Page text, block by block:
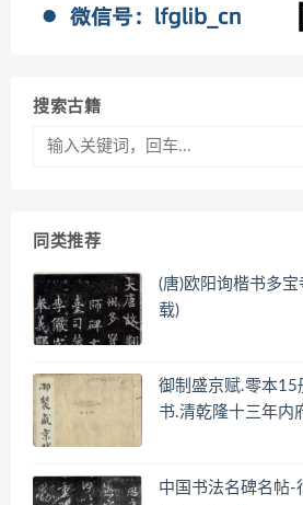
搜索古籍
同类推荐
(唐)欧阳询楷书多
载)
御制盛京赋.零本15
书.清乾隆十三年内
中国书法名碑名帖